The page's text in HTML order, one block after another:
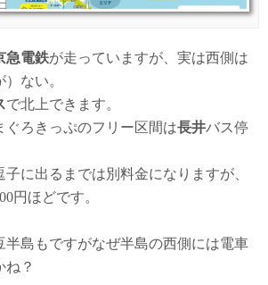
急電鉄が走っていますが、実は西側は
ない。
で北上できます。
ろきっぷのフリー区間は長井バス停
に出るまでは別料金になりますが、
円ほどです。
半島もですがなぜ半島の西側には電車
ね？